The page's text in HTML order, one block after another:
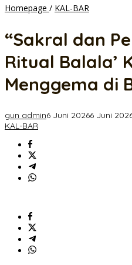
Homepage / KAL-BAR
Makna,
Balala’
Menggema
Mandor"
“Sakral dan
Ritual Balala’
Menggema di
gun admin6 Juni 20266 Juni
KAL-BAR